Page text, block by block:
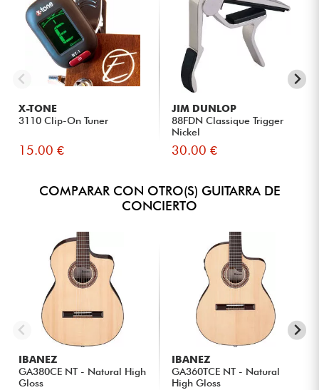
X-TONE
3110 Clip-On Tuner
15.00 €
JIM DUNLOP
88FDN Classique Trigger
Nickel
30.00 €
COMPARAR CON OTRO(S) GUITARRA DE
CONCIERTO
IBANEZ
GA380CE NT - Natural High
Gloss
IBANEZ
GA360TCE NT - Natural
High Gloss